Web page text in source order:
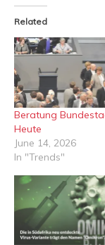
Related
Beratung
Heute
June 14, 2026
In "Trends"